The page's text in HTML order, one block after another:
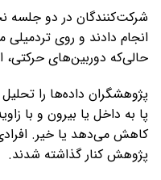
انجام دادند و روی
حالی‌که دوربین‌های حرکتی،
پژوهشگران داده‌ها را
کاهش می‌دهد یا خیر.
پژوهش کنار گذاشته شدند.